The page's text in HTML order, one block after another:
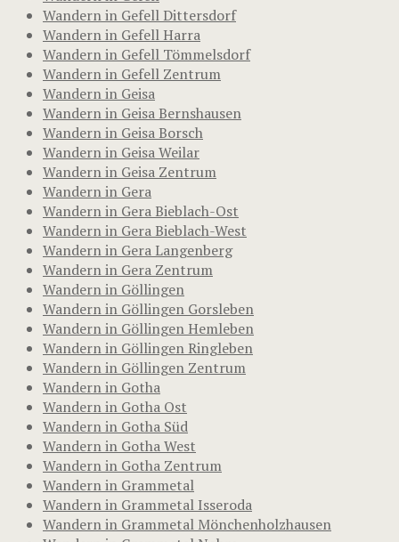
Wandern in Gefell Dittersdorf
Wandern in Gefell Harra
Wandern in Gefell Tömmelsdorf
Wandern in Gefell Zentrum
Wandern in Geisa
Wandern in Geisa Bernshausen
Wandern in Geisa Borsch
Wandern in Geisa Weilar
Wandern in Geisa Zentrum
Wandern in Gera
Wandern in Gera Bieblach-Ost
Wandern in Gera Bieblach-West
Wandern in Gera Langenberg
Wandern in Gera Zentrum
Wandern in Göllingen
Wandern in Göllingen Gorsleben
Wandern in Göllingen Hemleben
Wandern in Göllingen Ringleben
Wandern in Göllingen Zentrum
Wandern in Gotha
Wandern in Gotha Ost
Wandern in Gotha Süd
Wandern in Gotha West
Wandern in Gotha Zentrum
Wandern in Grammetal
Wandern in Grammetal Isseroda
Wandern in Grammetal Mönchenholzhausen